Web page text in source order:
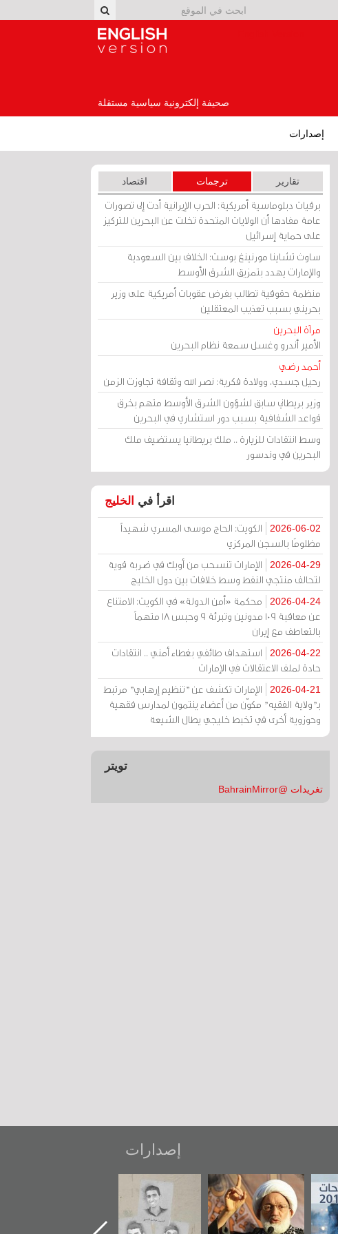
صحيفة إلكترونية سياسية مستقلة
إصدارات
تقارير ترجمات اقتصاد
برقيات دبلوماسية أمريكية: الحرب الإيرانية أدت إلى تصورات
عامة مفادها أن الولايات المتحدة تخلت عن البحرين للتركيز
على حماية إسرائيل
ساوث تشاينا مورنينغ بوست: الخلاف بين السعودية
والإمارات يهدد بتمزيق الشرق الأوسط
منظمة حقوقية تطالب بفرض عقوبات أمريكية على وزير
بحريني بسبب تعذيب المعتقلين
مرآة البحرين
الأمير أندرو وغسل سمعة نظام البحرين
أحمد رضي
رحيل جسدي، وولادة فكرية: نصر الله وثقافة تجاوزت الزمن
وزير بريطاني سابق لشؤون الشرق الأوسط متهم بخرق
قواعد الشفافية بسبب دور استشاري في البحرين
وسط انتقادات للزيارة .. ملك بريطانيا يستضيف ملك
البحرين في وندسور
اقرأ في الخليج
2026-06-02
الكويت: الحاج موسى المسري شهيداً
مظلومًا بالسجن المركزي
2026-04-29
الإمارات تنسحب من أوبك في ضربة قوية
لتحالف منتجي النفط وسط خلافات بين دول الخليج
2026-04-24
محكمة «أمن الدولة» في الكويت: الامتناع
عن معاقبة 109 مدونين وتبرئة 9 وحبس 18 متهماً
بالتعاطف مع إيران
2026-04-22
استهداف طائفي بغطاء أمني .. انتقادات
حادة لملف الاعتقالات في الإمارات
2026-04-21
الإمارات تكشف عن "تنظيم إرهابي" مرتبط
بـ"ولاية الفقيه" مكوّن من أعضاء ينتمون لمدارس فقهية
وحوزوية أخرى في تخبط خليجي يطال الشيعة
تويتر
تغريدات @BahrainMirror
إصدارات
عاشوراء البحرين...
ويكيليكس السفارة
الأمريكية
شهداء وطن